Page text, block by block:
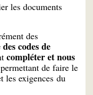
les documents
des
codes de
compléter etnous
permettant de faire le
les exigences du